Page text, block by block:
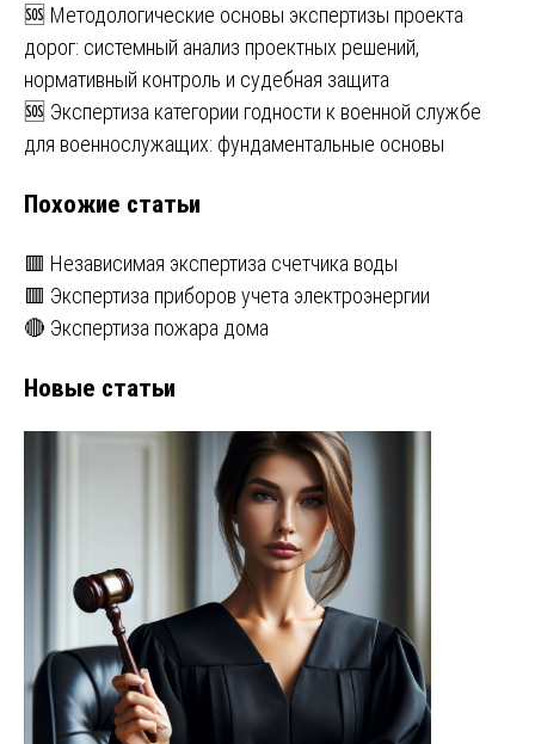
Навигация
по
записям
🆘 Методологические основы экспертизы проекта
дорог: системный анализ проектных решений,
нормативный контроль и судебная защита
🆘 Экспертиза категории годности к военной службе
для военнослужащих: фундаментальные основы
Похожие статьи
🟥 Независимая экспертиза счетчика воды
🟥 Экспертиза приборов учета электроэнергии
🔴 Экспертиза пожара дома
Новые статьи